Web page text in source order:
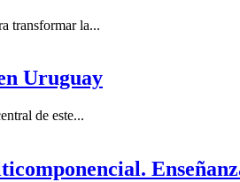
transformar la...
Uruguay
de este...